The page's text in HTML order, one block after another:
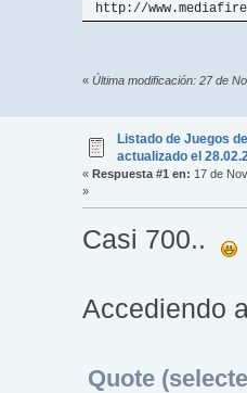
http://
« Última modificación: 27 de
Listado de Juegos
actualizado el
« Respuesta #1 en: 17 de
»
Casi 700..
Accediendo
Quote